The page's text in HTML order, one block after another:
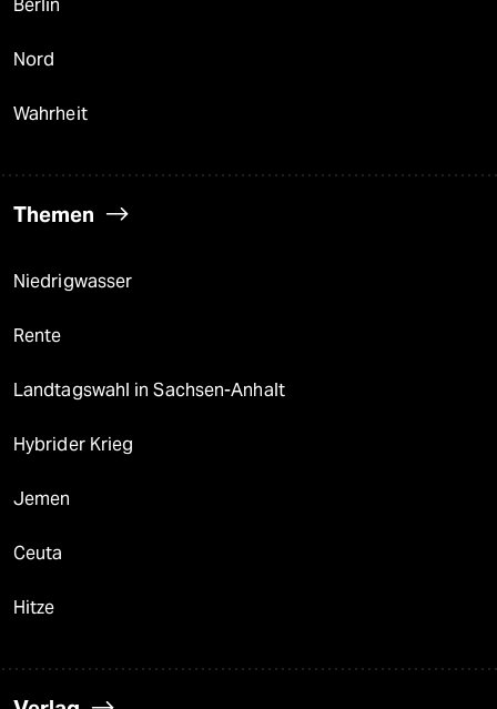
Berlin
Nord
Wahrheit
Themen
Niedrigwasser
Rente
Landtagswahl in Sachsen-Anhalt
Hybrider Krieg
Jemen
Ceuta
Hitze